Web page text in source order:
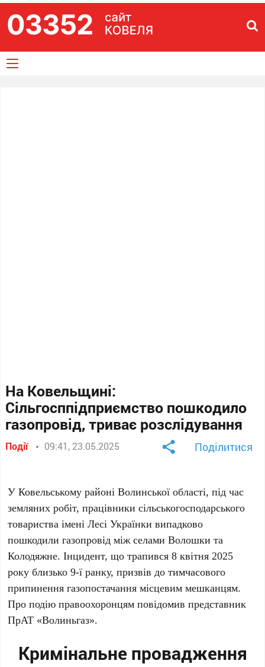
На Ковельщині:
Сільгосппідприємство пошкодило
газопровід, триває розслідування
Події 09:41, 23.05.2025 Поділитися
У Ковельському районі Волинської області, під час
земляних робіт, працівники сільськогосподарського
товариства імені Лесі Українки випадково
пошкодили газопровід між селами Волошки та
Колодяжне. Інцидент, що трапився 8 квітня 2025
року близько 9-ї ранку, призвів до тимчасового
припинення газопостачання місцевим мешканцям.
Про подію правоохоронцям повідомив представник
ПрАТ «Волиньгаз».
Кримінальне провадження